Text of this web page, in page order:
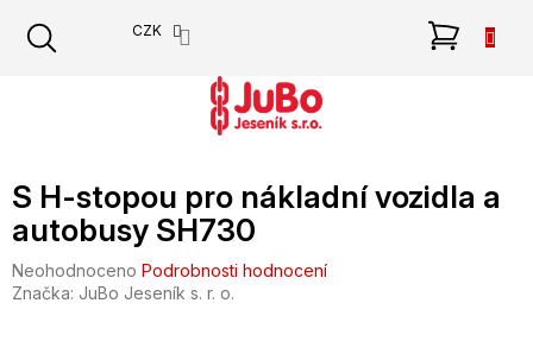
obsah
CZK
S H-stopou pro nákladní vozidla a
autobusy SH730
Průměrné
hodnocení
Neohodnoceno Podrobnosti hodnocení
Značka: JuBo Jeseník s. r. o.